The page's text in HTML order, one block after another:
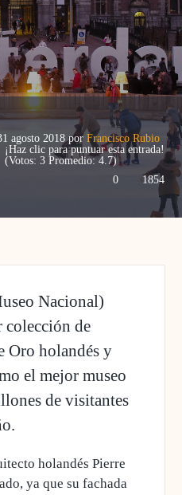
agosto 2018porFrancisco Rubio
¡Haz clic para puntuar esta entrada!
(Votos: 3Promedio: 4.7)
1854
0
Nacional)
colección de
Oro holandés y
el mejor museo
de visitantes
holandés Pierre
ya que su fachada